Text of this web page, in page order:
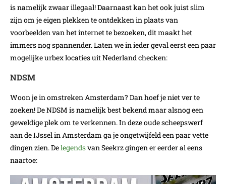
is namelijk zwaar illegaal! Daarnaast kan het ook juist slim
zijn om je eigen plekken te ontdekken in plaats van
voorbeelden van het internet te bezoeken, dit maakt het
immers nog spannender. Laten we in ieder geval eerst een paar
mogelijke urbex locaties uit Nederland checken:
NDSM
Woon je in omstreken Amsterdam? Dan hoef je niet ver te
zoeken! De NDSM is namelijk best bekend maar alsnog een
geweldige plek om te verkennen. In deze oude scheepswerf
aan de IJssel in Amsterdam ga je ongetwijfeld een paar vette
dingen zien. Delegendsvan Seekrz gingen er eerder al eens
naartoe: